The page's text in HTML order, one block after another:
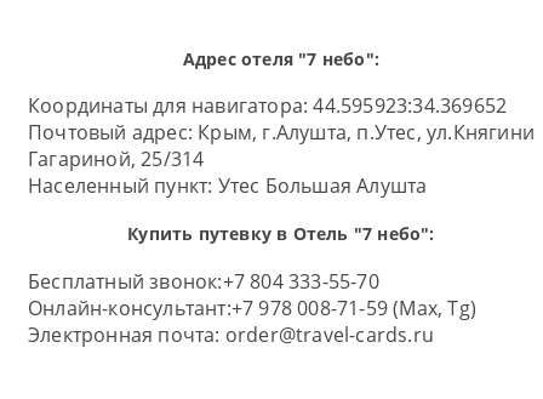
Адрес отеля "7 небо":
Координаты для навигатора: 44.595923:34.369652
Почтовый адрес: Крым, г.Алушта, п.Утес, ул.Княгини
Гагариной, 25/314
Населенный пункт: Утес Большая Алушта
Купить путевку в Отель "7 небо":
Бесплатный звонок:+7 804 333-55-70
Онлайн-консультант:+7 978 008-71-59 (Max, Tg)
Электронная почта: order@travel-cards.ru